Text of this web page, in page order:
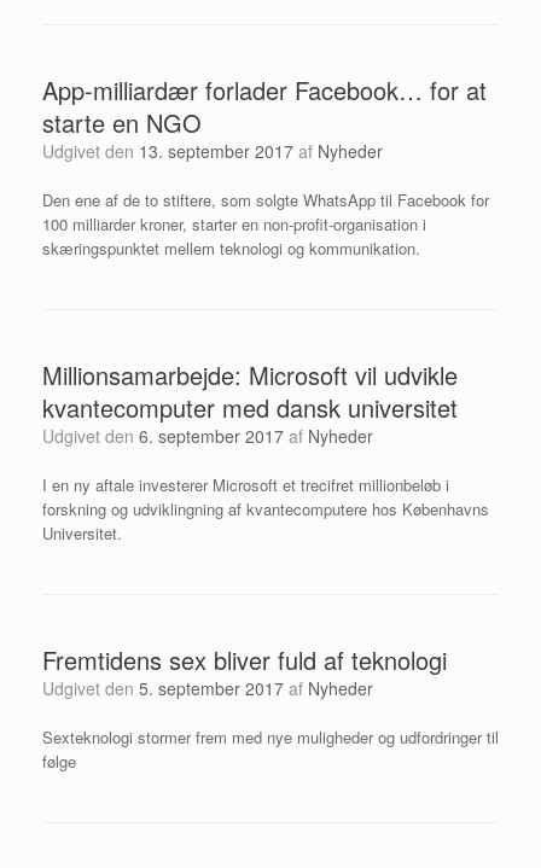
App-milliardær forlader Facebook… for at
starte en NGO
Udgivet den 13. september 2017 af Nyheder
Den ene af de to stiftere, som solgte WhatsApp til Facebook for
100 milliarder kroner, starter en non-profit-organisation i
skæringspunktet mellem teknologi og kommunikation.
Millionsamarbejde: Microsoft vil udvikle
kvantecomputer med dansk universitet
Udgivet den 6. september 2017 af Nyheder
I en ny aftale investerer Microsoft et trecifret millionbeløb i
forskning og udviklingning af kvantecomputere hos Københavns
Universitet.
Fremtidens sex bliver fuld af teknologi
Udgivet den 5. september 2017 af Nyheder
Sexteknologi stormer frem med nye muligheder og udfordringer til
følge